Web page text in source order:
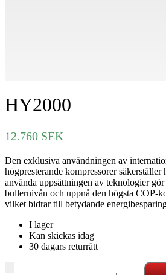
HY2000
12.760 SEK
Den exklusiva användningen av
högpresterande kompressorer säkerställer
använda uppsättningen av teknologier
bullernivån och uppnå den högsta COP-
vilket bidrar till betydande
I lager
Kan skickas idag
30 dagars returrätt
HY2000
-